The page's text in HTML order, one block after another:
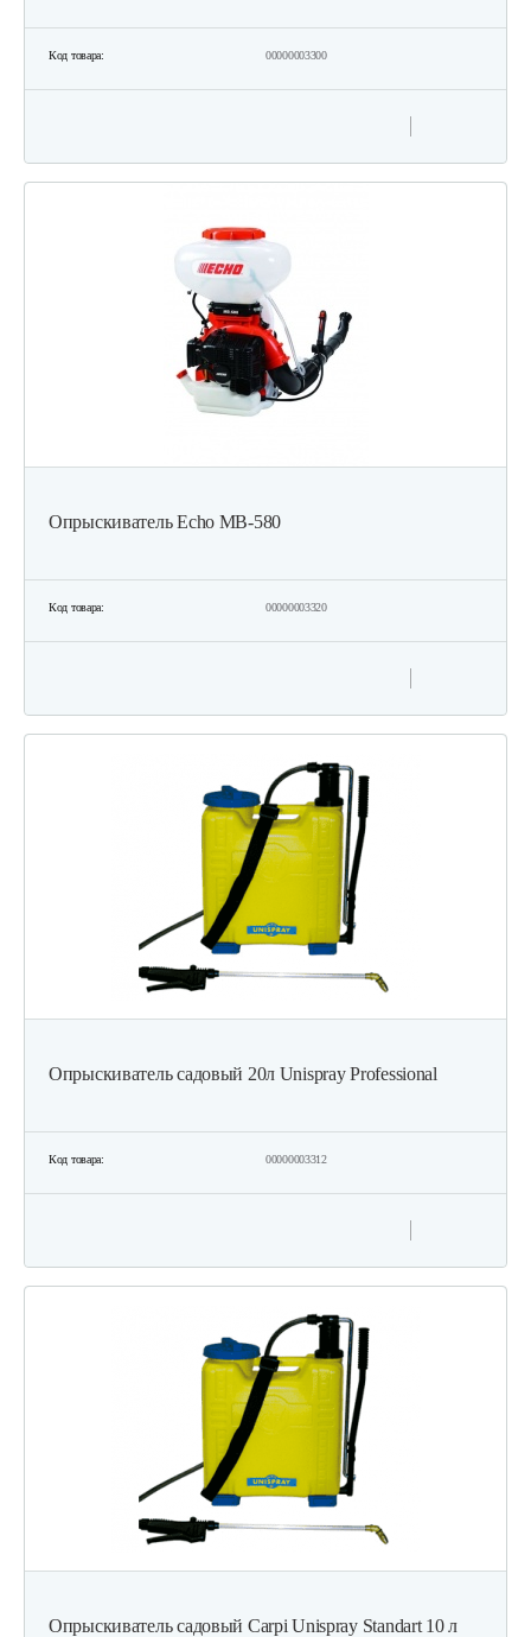
Код товара: 00000003300
Опрыскиватель Echo МВ-580
Код товара: 00000003320
Опрыскиватель садовый 20л Unispray Professional
Код товара: 00000003312
Опрыскиватель садовый Carpi Unispray Standart 10 л